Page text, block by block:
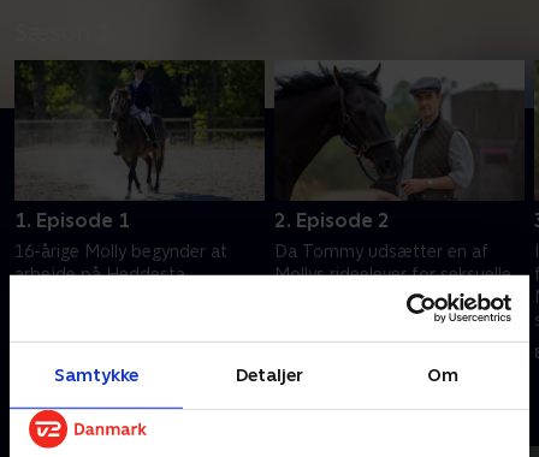
Samtykke Detaljer Om
1. Episode 1
16-årige Molly begynder at
arbejde på Heddesta
snart fornemmer hun, at noget
er helt galt
2. Episode 2
Da Tommy udsætter en af
Mollys rideelever for seksuelle
tilnærmelser, beslutter Molly
sig for at forlade Heddesta.
Men skal hun melde Tommy til
politiet?.
Andre så også